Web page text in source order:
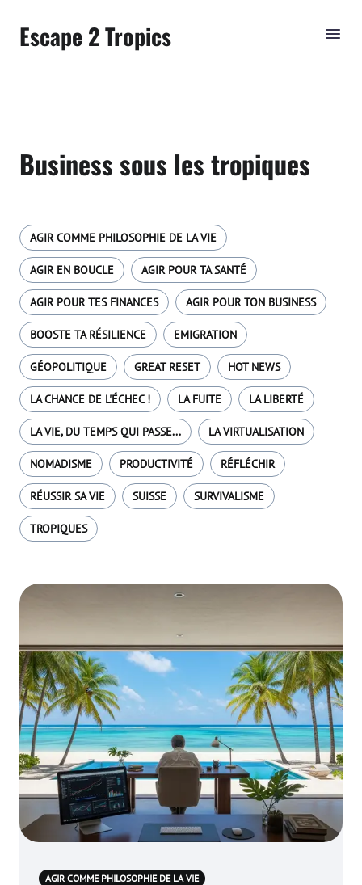
Escape 2 Tropics
Business sous les tropiques
AGIR COMME PHILOSOPHIE DE LA VIE
AGIR EN BOUCLE AGIR POUR TA SANTÉ
AGIR POUR TES FINANCES AGIR POUR TON BUSINESS
BOOSTE TA RÉSILIENCE EMIGRATION
GÉOPOLITIQUE GREAT RESET HOT NEWS
LA CHANCE DE L'ÉCHEC ! LA FUITE LA LIBERTÉ
LA VIE, DU TEMPS QUI PASSE... LA VIRTUALISATION
NOMADISME PRODUCTIVITÉ RÉFLÉCHIR
RÉUSSIR SA VIE SUISSE SURVIVALISME
TROPIQUES
AGIR COMME PHILOSOPHIE DE LA VIE